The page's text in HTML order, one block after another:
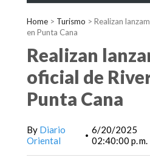
Home > Turismo > Realizan
en Punta Cana
Realizan
oficial de
Punta Cana
By Diario
Oriental
• 6/20/2025
02:40:00 p. m.